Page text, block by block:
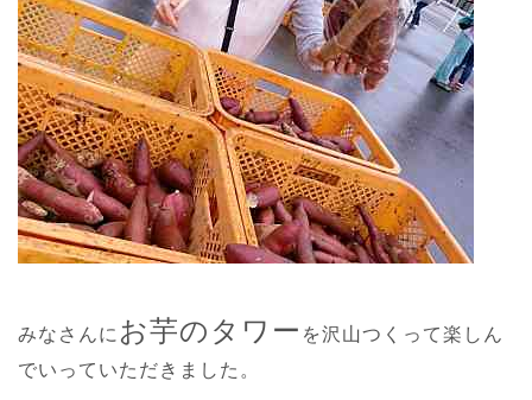
みなさんに お芋のタワー を沢山つくって楽しん
でいっていただきました。